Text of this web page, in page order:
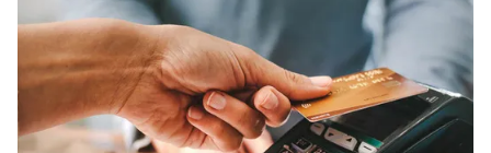
Giải sao mai
Sao
Làm đẹp
Chất lượng cuộc sống
Giáo dục
Tuyển sinh
Học trực tuyến
Công nghệ
Hitech Công nghệ tương lai
Giao lưu trực tuyến